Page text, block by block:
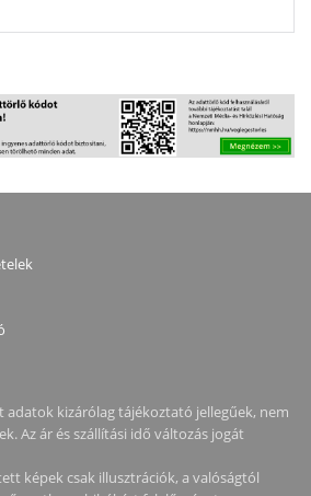
kizárólag tájékoztató jellegűek, nem
Az ár és szállítási idő változás jogát
képek csak illusztrációk, a valóságtól